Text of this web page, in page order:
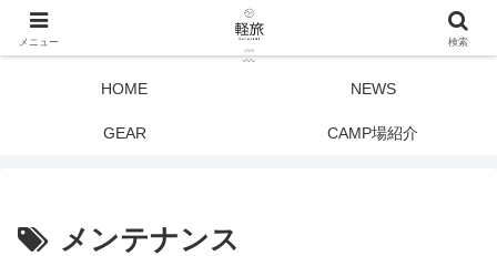
HOME NEWS
GEAR CAMP場紹介
メンテナンス
メニュー 検索